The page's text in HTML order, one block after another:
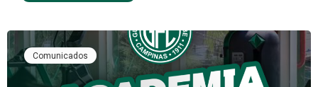
Comunicados